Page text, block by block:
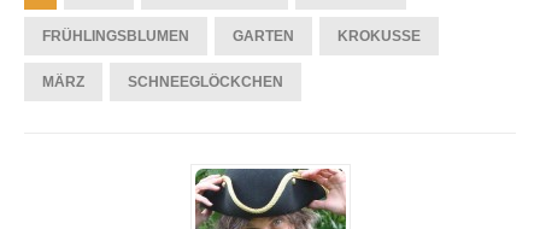
FRÜHLINGSBLUMEN GARTEN KROKUSSE
MÄRZ SCHNEEGLÖCKCHEN